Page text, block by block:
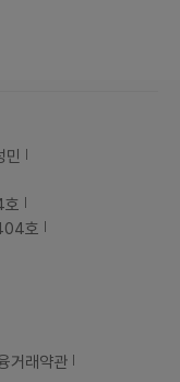
민
호
호
거래약관